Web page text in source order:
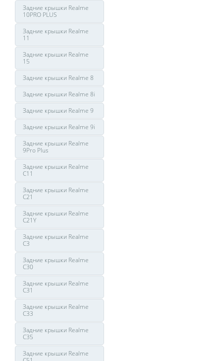
Задние крышки Realme
10PRO PLUS
Задние крышки Realme
11
Задние крышки Realme
15
Задние крышки Realme 8
Задние крышки Realme 8i
Задние крышки Realme 9
Задние крышки Realme 9i
Задние крышки Realme
9Pro Plus
Задние крышки Realme
C11
Задние крышки Realme
C21
Задние крышки Realme
C21Y
Задние крышки Realme
C3
Задние крышки Realme
C30
Задние крышки Realme
C31
Задние крышки Realme
C33
Задние крышки Realme
C35
Задние крышки Realme